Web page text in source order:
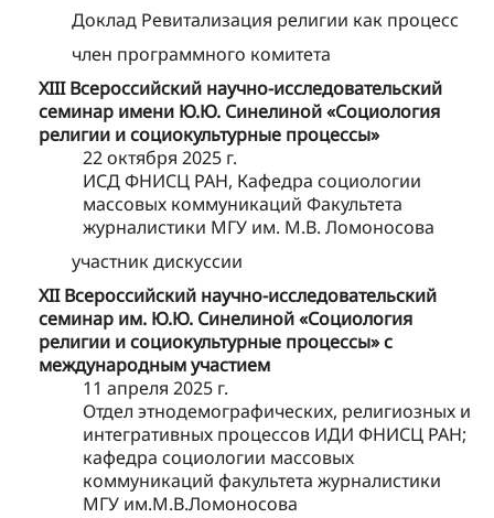
Доклад Ревитализация религии как процесс
член программного комитета
XIII Всероссийский научно-исследовательский
семинар имени Ю.Ю. Синелиной «Социология
религии и социокультурные процессы»
22 октября 2025 г.
ИСД ФНИСЦ РАН, Кафедра социологии
массовых коммуникаций Факультета
журналистики МГУ им. М.В. Ломоносова
участник дискуссии
XII Всероссийский научно-исследовательский
семинар им. Ю.Ю. Синелиной «Социология
религии и социокультурные процессы» с
международным участием
11 апреля 2025 г.
Отдел этнодемографических, религиозных и
интегративных процессов ИДИ ФНИСЦ РАН;
кафедра социологии массовых
коммуникаций факультета журналистики
МГУ им.М.В.Ломоносова